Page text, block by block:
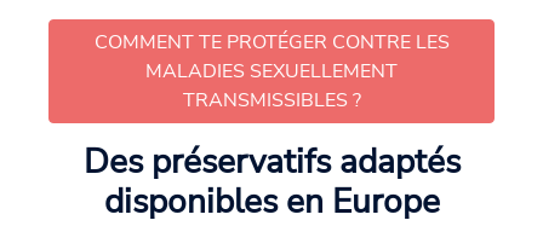
COMMENT TE PROTÉGER CONTRE LES
MALADIES SEXUELLEMENT
TRANSMISSIBLES ?
Des préservatifs adaptés
disponibles en Europe